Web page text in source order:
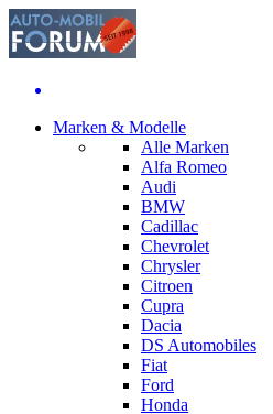
Marken & Modelle
Alle Marken
Alfa Romeo
Audi
BMW
Cadillac
Chevrolet
Chrysler
Citroen
Cupra
Dacia
DS Automobiles
Fiat
Ford
Honda